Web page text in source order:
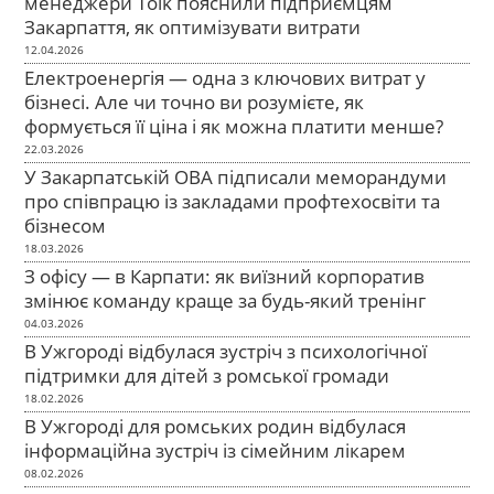
Закарпаття, як оптимізувати витрати
12.04.2026
Електроенергія — одна з ключових витрат у
бізнесі. Але чи точно ви розумієте, як
формується її ціна і як можна платити менше?
22.03.2026
У Закарпатській ОВА підписали меморандуми
про співпрацю із закладами профтехосвіти та
бізнесом
18.03.2026
З офісу — в Карпати: як виїзний корпоратив
змінює команду краще за будь-який тренінг
04.03.2026
В Ужгороді відбулася зустріч з психологічної
підтримки для дітей з ромської громади
18.02.2026
В Ужгороді для ромських родин відбулася
інформаційна зустріч із сімейним лікарем
08.02.2026